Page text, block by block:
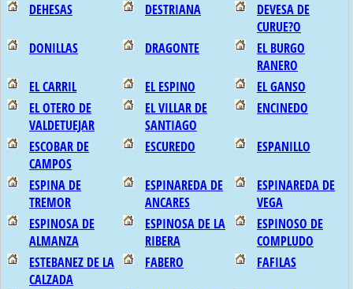
DEHESAS
DESTRIANA
DEVESA DE
CURUE?O
DONILLAS
DRAGONTE
EL BURGO
RANERO
EL CARRIL
EL ESPINO
EL GANSO
EL OTERO DE
VALDETUEJAR
EL VILLAR DE
SANTIAGO
ENCINEDO
ESCOBAR DE
CAMPOS
ESCUREDO ESPANILLO
ESPINA DE
TREMOR
ESPINAREDA DE
ANCARES
ESPINAREDA DE
VEGA
ESPINOSA DE
ALMANZA
ESPINOSA DE LA
RIBERA
ESPINOSO DE
COMPLUDO
ESTEBANEZ DE LA
CALZADA
FABERO FAFILAS